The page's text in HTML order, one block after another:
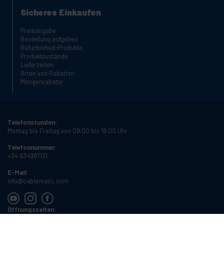
Sicheres Einkaufen
Preisangabe
Bestellung aufgeben
Refurbished-Produkte
Produktzustände
Lieferzeiten
Arten von Rabatten
Mengenrabatte
Telefonstunden:
Montag bis Freitag von 09:00 bis 18:00 Uhr
Telefonnummer:
+34 934987121
E-Mail:
info@cablematic.com
Öffnungszeiten: